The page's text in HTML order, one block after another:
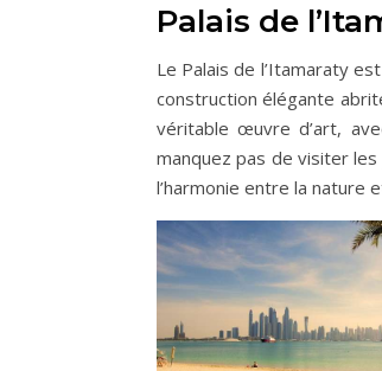
Palais de
Le Palais de l’Itamaraty
construction élégante
véritable œuvre d’art,
manquez pas de visiter
l’harmonie entre la nature